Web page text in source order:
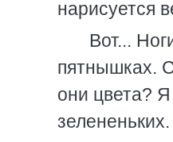
нарисуется
Вот...
пятнышках.
они цвета?